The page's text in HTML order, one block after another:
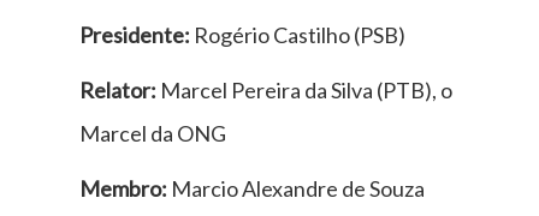
Presidente: Rogério Castilho (PSB)
Relator: Marcel Pereira da Silva (PTB), o
Marcel da ONG
Membro: Marcio Alexandre de Souza